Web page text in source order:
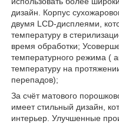
дизайн. Корпус
двумя LCD-дисплеями,
температуру в
время обработки;
температурного режима (
температуру на
перепадов);
За счёт матового
имеет стильный дизайн,
интерьер. Улучшенные